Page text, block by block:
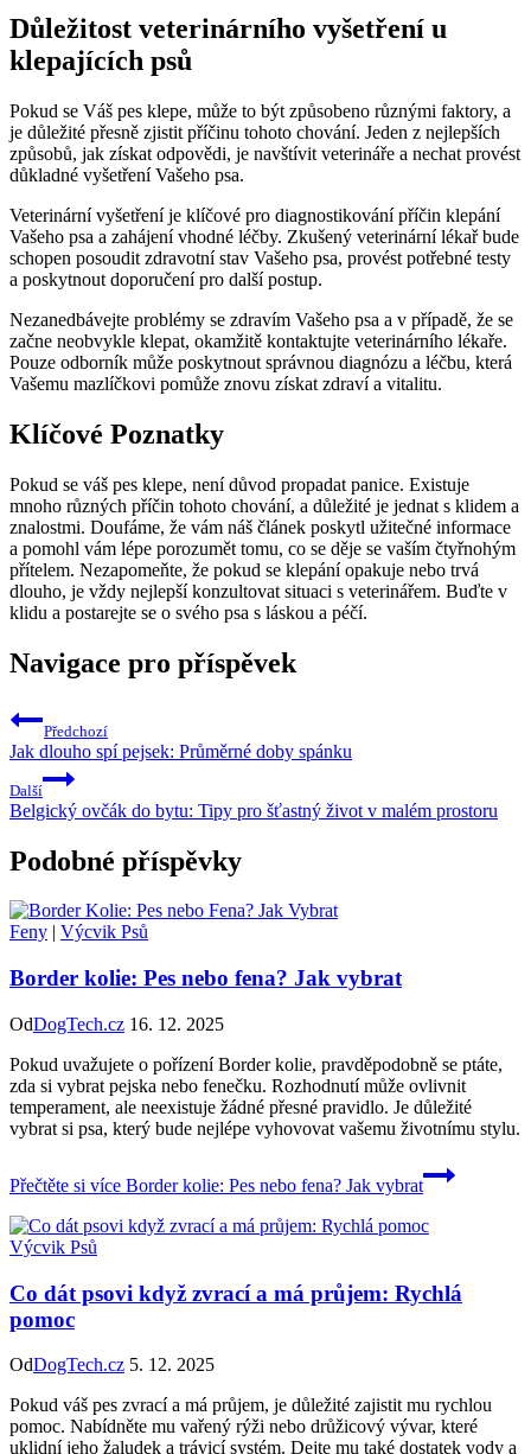
Důležitost​ veterinárního vyšetření u​
klepajících psů
Pokud se Váš ‌pes klepe, může to být způsobeno různými faktory, a ​
je důležité přesně zjistit příčinu tohoto chování. Jeden z ‍nejlepších
způsobů, jak získat odpovědi, je navštívit veterináře ⁣a nechat provést
důkladné vyšetření Vašeho psa.
Veterinární vyšetření je klíčové pro diagnostikování příčin klepání
Vašeho psa ⁣a⁢ zahájení vhodné léčby. Zkušený veterinární⁣ lékař bude
schopen posoudit zdravotní stav Vašeho psa, provést potřebné testy
a poskytnout‌ doporučení ⁣pro další postup.
Nezanedbávejte problémy se ⁢zdravím Vašeho psa a v případě, že se
začne ⁣neobvykle klepat, okamžitě‌ kontaktujte veterinárního lékaře.
Pouze odborník může poskytnout správnou diagnózu a léčbu, která
⁣Vašemu mazlíčkovi pomůže znovu získat zdraví a vitalitu.
Klíčové Poznatky
Pokud⁤ se‍ váš pes klepe, není důvod propadat ​panice. ⁣Existuje
mnoho různých ⁤příčin tohoto chování, a důležité je jednat s klidem a
znalostmi.⁢ Doufáme, že vám náš článek poskytl užitečné ⁣informace
a⁣ pomohl vám lépe porozumět tomu, co se ‌děje ⁣se ‌vaším čtyřnohým
přítelem. Nezapomeňte, že ‍pokud se klepání opakuje nebo trvá
dlouho, je vždy‍ nejlepší ​konzultovat ⁤situaci s veterinářem. Buďte v⁤
klidu‌ a postarejte​ se o svého ​psa ‌s láskou a ‌péčí.
Navigace pro příspěvek
Předchozí
Jak dlouho spí pejsek: Průměrné doby spánku
Další
Belgický ovčák do bytu: Tipy pro šťastný život v malém prostoru
Podobné příspěvky
Feny | Výcvik Psů
Border kolie: Pes nebo fena? Jak vybrat
OdDogTech.cz 16. 12. 2025
Pokud uvažujete o pořízení Border kolie, pravděpodobně se ptáte,
zda si vybrat pejska nebo fenečku. Rozhodnutí může ovlivnit
temperament, ale neexistuje žádné přesné pravidlo. Je důležité
vybrat si psa, který bude nejlépe vyhovovat vašemu životnímu stylu.
Přečtěte si více Border kolie: Pes nebo fena? Jak vybrat
Výcvik Psů
Co dát psovi když zvrací a má průjem: Rychlá
pomoc
OdDogTech.cz 5. 12. 2025
Pokud váš pes zvrací a má průjem, je důležité zajistit mu rychlou
pomoc. Nabídněte mu vařený rýži nebo drůžicový vývar, které
uklidní jeho žaludek a trávicí systém. Dejte mu také dostatek vody a